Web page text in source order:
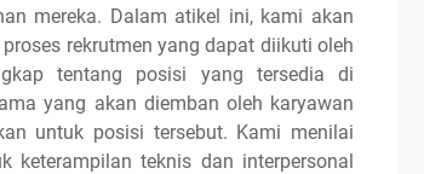
mereka. Dalam atikel ini, kami akan
rekrutmen yang dapat diikuti oleh
tentang posisi yang tersedia di
yang akan diemban oleh karyawan
untuk posisi tersebut. Kami menilai
keterampilan teknis dan interpersonal